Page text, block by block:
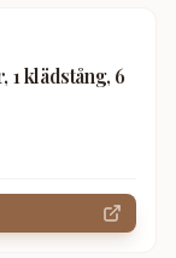
klädstång, 6